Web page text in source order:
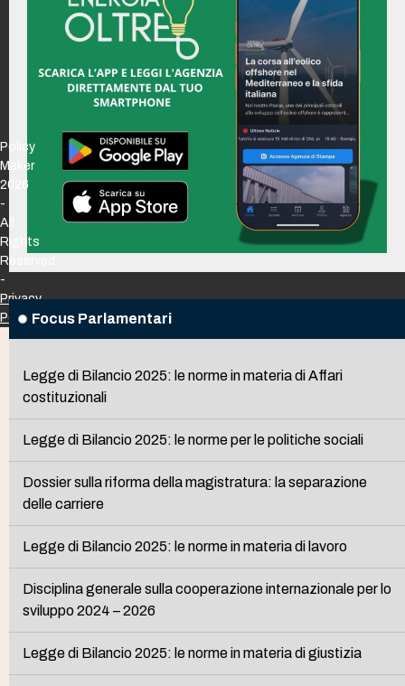
Focus Parlamentari
Legge di Bilancio 2025: le norme in materia di Affari
costituzionali
Legge di Bilancio 2025: le norme per le politiche sociali
Dossier sulla riforma della magistratura: la separazione
delle carriere
Legge di Bilancio 2025: le norme in materia di lavoro
Disciplina generale sulla cooperazione internazionale per lo
sviluppo 2024 – 2026
Legge di Bilancio 2025: le norme in materia di giustizia
Policy
Maker
2026
-
All
Rights
Reserved
-
Privacy
Policy